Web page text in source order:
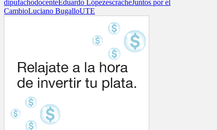
dipufachodocenteEduardo LópezescracheJuntos por el
CambioLuciano BugalloUTE